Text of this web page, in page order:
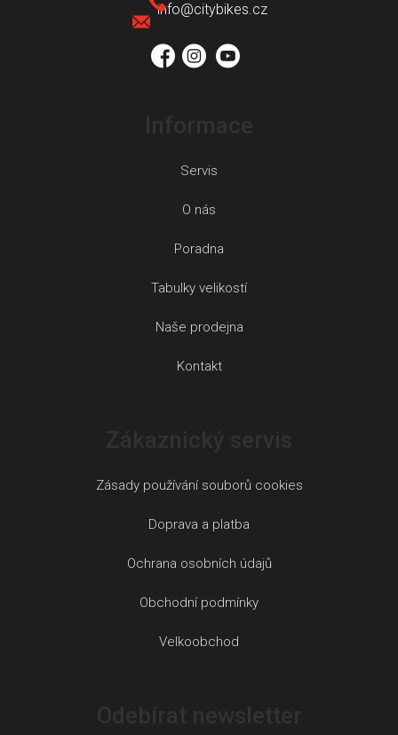
info@citybikes.cz
Servis
O nás
Poradna
Tabulky velikostí
Naše prodejna
Kontakt
Zásady používání souborů cookies
Doprava a platba
Ochrana osobních údajů
Obchodní podmínky
Velkoobchod